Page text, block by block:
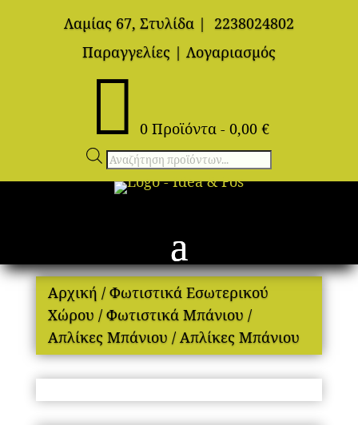
Λαμίας 67, Στυλίδα |
2238024802
Παραγγελίες | Λογαριασμός
 0 Προϊόντα - 0,00 €
Αναζήτηση
προϊόντων
Αρχική / Φωτιστικά Εσωτερικού
Χώρου / Φωτιστικά Μπάνιου /
Απλίκες Μπάνιου / Απλίκες Μπάνιου